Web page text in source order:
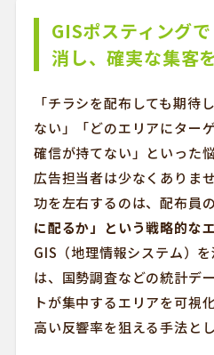
GISポスティング
消し、確実な集客
「チラシを配布しても期待
ない」「どのエリアにター
確信が持てない」といった
広告担当者は少なくありま
功を左右するのは、配布員
に配るか」という戦略的な
GIS（地理情報システム）
は、国勢調査などの統計デ
トが集中するエリアを可視
高い反響率を狙える手法と